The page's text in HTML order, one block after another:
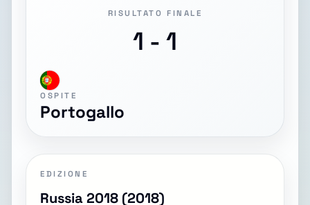
RISULTATO FINALE
1 - 1
OSPITE
Portogallo
EDIZIONE
Russia 2018 (2018)